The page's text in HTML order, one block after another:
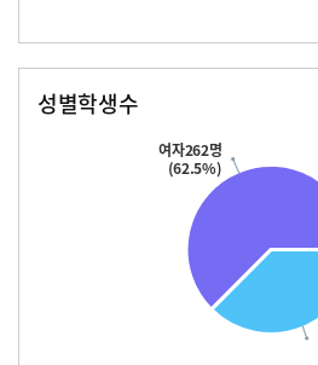
성별학생수
여자262명
(62.5%)